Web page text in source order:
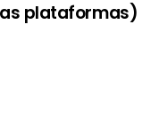
plataformas)